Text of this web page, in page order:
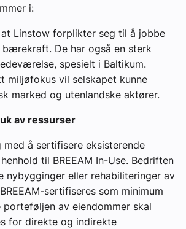
i:
Linstow forplikter seg til å jobbe
bærekraft. De har også en sterk
spesielt i Baltikum.
miljøfokus vil selskapet kunne
marked og utenlandske aktører.
av ressurser
med å sertifisere eksisterende
til BREEAM In-Use. Bedriften
nybygginger eller rehabiliteringer av
sertifiseres som minimum
porteføljen av eiendommer skal
for direkte og indirekte